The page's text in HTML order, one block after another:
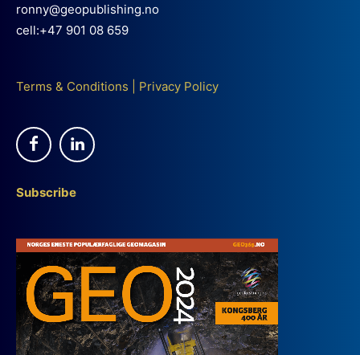
ronny@geopublishing.no
cell:+47 901 08 659
Terms & Conditions Privacy Policy
Subscribe